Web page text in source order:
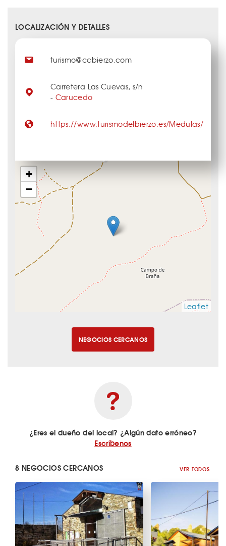
LOCALIZACIÓN Y DETALLES
+
−
Leaflet
turismo@ccbierzo.com
Carretera Las Cuevas, s/n
- Carucedo
https://www.turismodelbierzo.es/Medulas/
NEGOCIOS CERCANOS
¿Eres el dueño del local? ¿Algún dato erróneo?
Escríbenos
8 NEGOCIOS CERCANOS VER TODOS